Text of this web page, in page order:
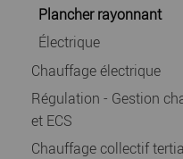
Plancher rayonnant
Électrique
Chauffage électrique
Régulation - Gestion
et ECS
Chauffage collectif